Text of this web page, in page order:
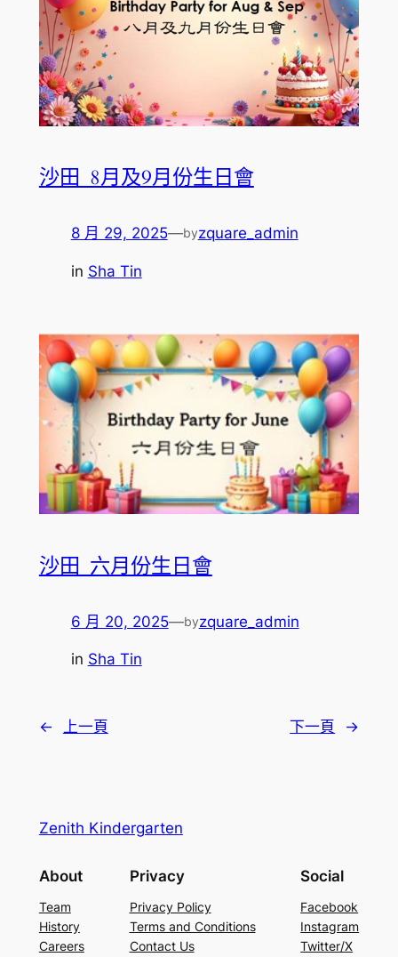
沙田_8月及9月份生日會
8 月 29, 2025—byzquare_admin
in Sha Tin
沙田_六月份生日會
6 月 20, 2025—byzquare_admin
in Sha Tin
← 上一頁 下一頁 →
Zenith Kindergarten
About
Team
History
Careers
Privacy
Privacy Policy
Terms and Conditions
Contact Us
Social
Facebook
Instagram
Twitter/X